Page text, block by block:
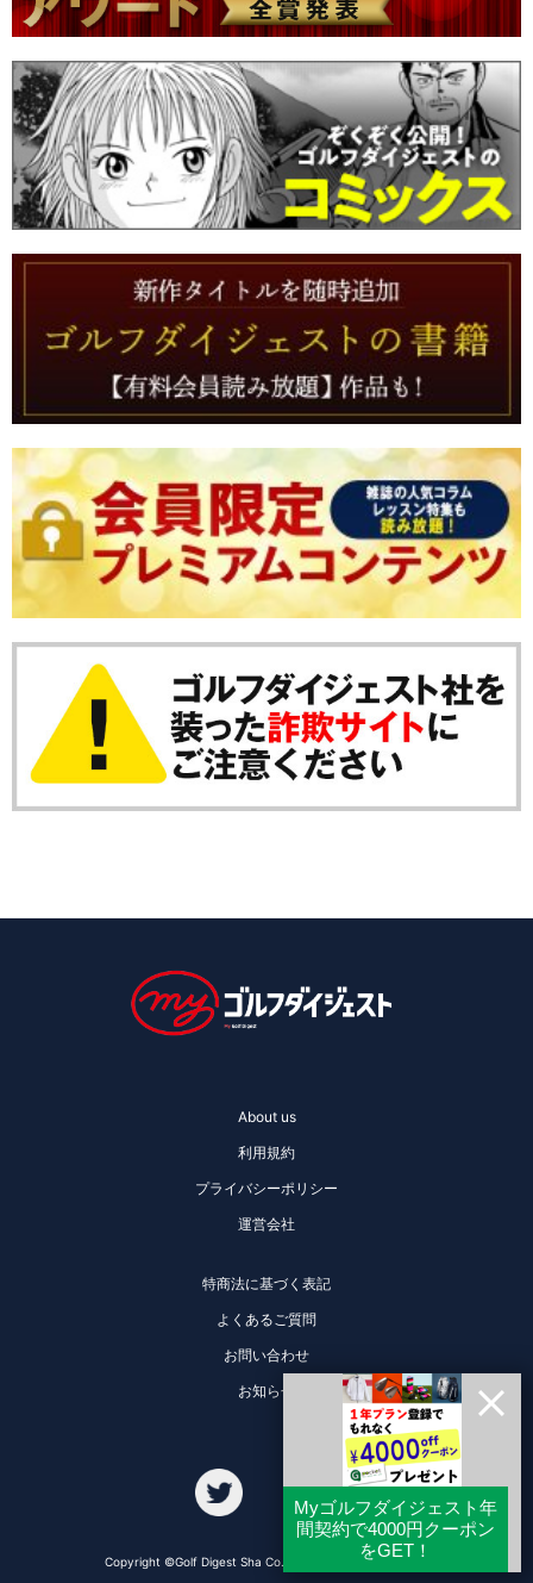
About us
利用規約
プライバシーポリシー
運営会社
特商法に基づく表記
よくあるご質問
お問い合わせ
お知らせ
Copyright ©Golf Digest Sha Co., Ltd. All Rights Reserved.